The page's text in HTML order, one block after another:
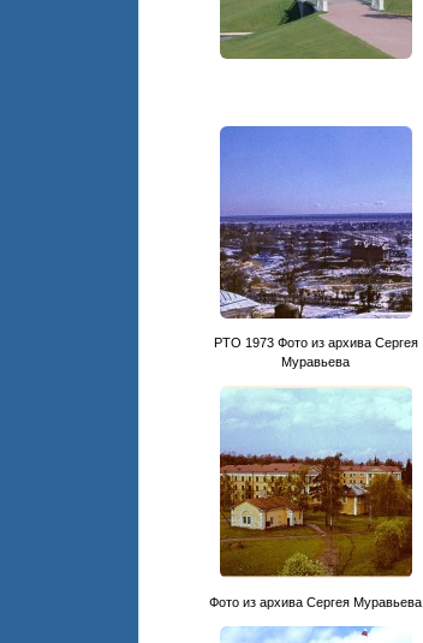
PTO 1973 Фото из архива Сергея
Муравьева
Фото из архива Сергея Муравьева